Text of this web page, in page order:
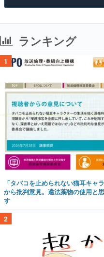
ランキング
1
「タバコを止められない猫耳キャ
から批判意見。違法薬物の使用と
す
2